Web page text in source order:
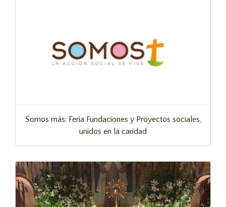
Somos más: Feria Fundaciones y Proyectos sociales,
unidos en la caridad